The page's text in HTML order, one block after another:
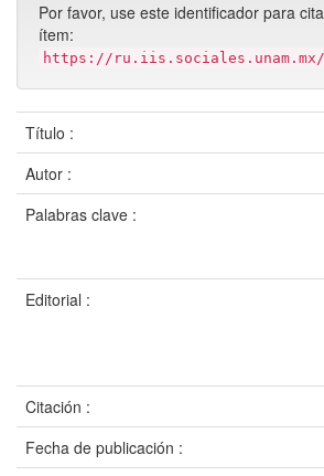
Por favor, use este identificador para
ítem:
https://ru.iis.sociales.unam.mx/
Título :
Autor :
Palabras clave :
Editorial :
Citación :
Fecha de publicación :